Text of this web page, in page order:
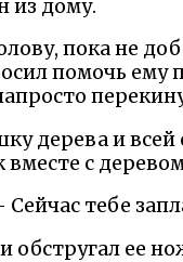
из дому.
пока не
помочь ему
дерева и
с
тебе
обстругал ее